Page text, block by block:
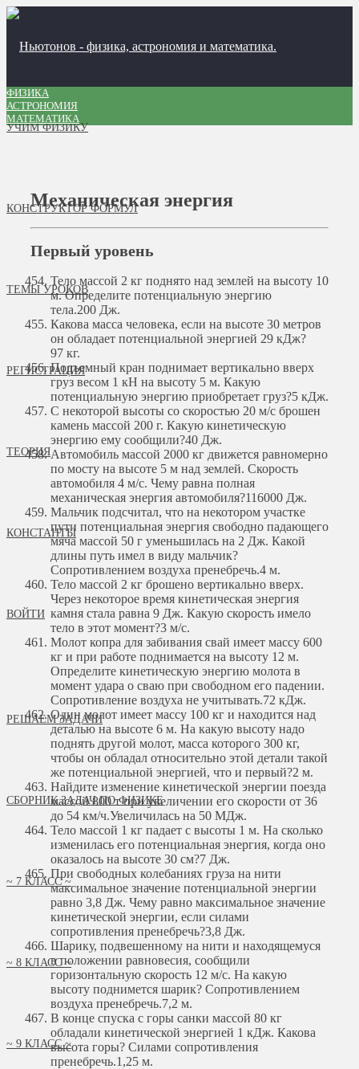
УЧИМ ФИЗИКУ
КОНСТРУКТОР ФОРМУЛ
ТЕМЫ УРОКОВ
РЕГИСТРАЦИЯ
ТЕОРИЯ
КОНСТАНТЫ
ВОЙТИ
РЕШАЕМ ЗАДАЧИ
СБОРНИК ЗАДАЧ ПО ФИЗИКЕ
~ 7 КЛАСС ~
~ 8 КЛАСС ~
~ 9 КЛАСС ~
ФИЗИКА
АСТРОНОМИЯ
МАТЕМАТИКА
Механическая энергия
Первый уровень
Тело массой 2 кг поднято над землей на высоту 10
м. Определите потенциальную энергию
тела.200 Дж.
Какова масса человека, если на высоте 30 метров
он обладает потенциальной энергией 29 кДж?
97 кг.
Подъемный кран поднимает вертикально вверх
груз весом 1 кН на высоту 5 м. Какую
потенциальную энергию приобретает груз?5 кДж.
С некоторой высоты со скоростью 20 м/с брошен
камень массой 200 г. Какую кинетическую
энергию ему сообщили?40 Дж.
Автомобиль массой 2000 кг движется равномерно
по мосту на высоте 5 м над землей. Скорость
автомобиля 4 м/с. Чему равна полная
механическая энергия автомобиля?116000 Дж.
Мальчик подсчитал, что на некотором участке
пути потенциальная энергия свободно падающего
мяча массой 50 г уменьшилась на 2 Дж. Какой
длины путь имел в виду мальчик?
Сопротивлением воздуха пренебречь.4 м.
Тело массой 2 кг брошено вертикально вверх.
Через некоторое время кинетическая энергия
камня стала равна 9 Дж. Какую скорость имело
тело в этот момент?3 м/с.
Молот копра для забивания свай имеет массу 600
кг и при работе поднимается на высоту 12 м.
Определите кинетическую энергию молота в
момент удара о сваю при свободном его падении.
Сопротивление воздуха не учитывать.72 кДж.
Один молот имеет массу 100 кг и находится над
деталью на высоте 6 м. На какую высоту надо
поднять другой молот, масса которого 300 кг,
чтобы он обладал относительно этой детали такой
же потенциальной энергией, что и первый?2 м.
Найдите изменение кинетической энергии поезда
массой 800 т при увеличении его скорости от 36
до 54 км/ч.Увеличилась на 50 МДж.
Тело массой 1 кг падает с высоты 1 м. На сколько
изменилась его потенциальная энергия, когда оно
оказалось на высоте 30 см?7 Дж.
При свободных колебаниях груза на нити
максимальное значение потенциальной энергии
равно 3,8 Дж. Чему равно максимальное значение
кинетической энергии, если силами
сопротивления пренебречь?3,8 Дж.
Шарику, подвешенному на нити и находящемуся
в положении равновесия, сообщили
горизонтальную скорость 12 м/с. На какую
высоту поднимется шарик? Сопротивлением
воздуха пренебречь.7,2 м.
В конце спуска с горы санки массой 80 кг
обладали кинетической энергией 1 кДж. Какова
высота горы? Силами сопротивления
пренебречь.1,25 м.